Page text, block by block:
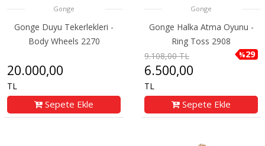
Gonge
Gonge Duyu Tekerlekleri -
Body Wheels 2270
20.000,00
TL
Sepete Ekle
Gonge
Gonge Halka Atma Oyunu -
Ring Toss 2908
9.108,00 TL
6.500,00
TL
%29
Sepete Ekle